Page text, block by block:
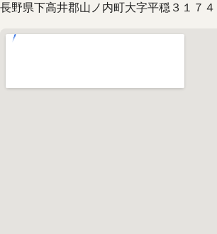
長野県下高井郡山ノ内町大字平穏３１７４